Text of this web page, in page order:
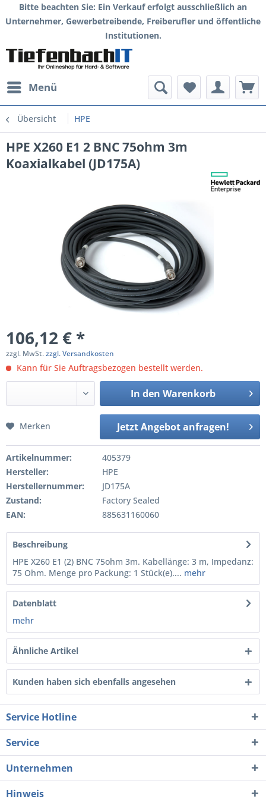
Bitte beachten Sie: Ein Verkauf erfolgt ausschließlich an
Unternehmer, Gewerbetreibende, Freiberufler und öffentliche
Institutionen.
Menü
Übersicht HPE
HPE X260 E1 2 BNC 75ohm 3m
Koaxialkabel (JD175A)
106,12 € *
zzgl. MwSt.zzgl. Versandkosten
Kann für Sie Auftragsbezogen bestellt werden.
In den Warenkorb
Jetzt Angebot anfragen!
Merken
Artikelnummer:
405379
Hersteller:
HPE
Herstellernummer:
JD175A
Zustand:
Factory Sealed
EAN:
885631160060
Beschreibung
HPE X260 E1 (2) BNC 75ohm 3m. Kabellänge: 3 m, Impedanz:
75 Ohm. Menge pro Packung: 1 Stück(e).... mehr
Datenblatt
mehr
Ähnliche Artikel
Kunden haben sich ebenfalls angesehen
Service Hotline
Service
Unternehmen
Hinweis